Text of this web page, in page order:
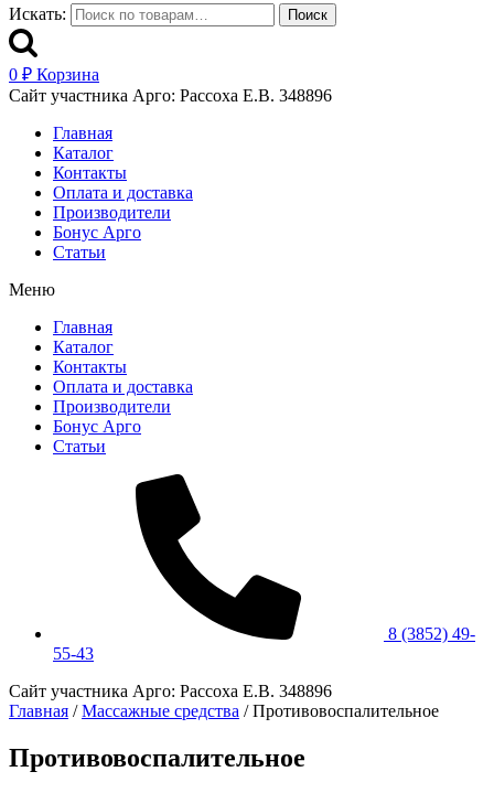
Искать:
Поиск
0 ₽ Корзина
Сайт участника Арго: Рассоха Е.В. 348896
Главная
Каталог
Контакты
Оплата и доставка
Производители
Бонус Арго
Статьи
Меню
Главная
Каталог
Контакты
Оплата и доставка
Производители
Бонус Арго
Статьи
8 (3852) 49-
55-43
Сайт участника Арго: Рассоха Е.В. 348896
Главная /Массажные средства / Противовоспалительное
Противовоспалительное